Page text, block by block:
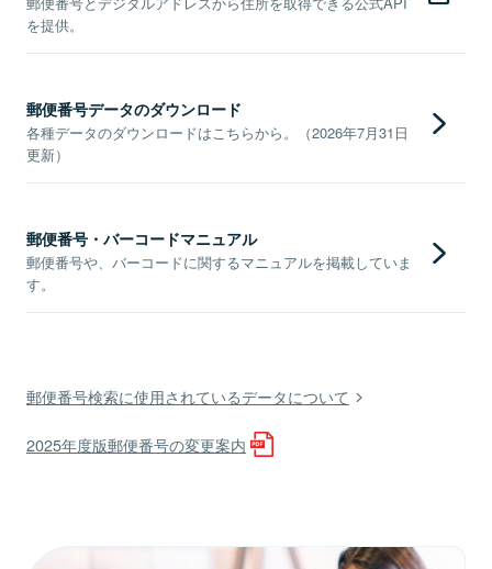
を提供。
郵便番号データのダウンロード
各種データのダウンロードはこちらから。（2026年7月31日
更新）
郵便番号・バーコードマニュアル
郵便番号や、バーコードに関するマニュアルを掲載していま
す。
郵便番号検索に使用されているデータについて
2025年度版郵便番号の変更案内